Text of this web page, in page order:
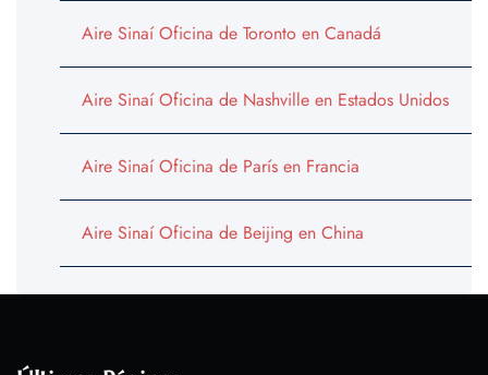
Aire Sinaí Oficina de Toronto en Canadá
Aire Sinaí Oficina de Nashville en Estados Unidos
Aire Sinaí Oficina de París en Francia
Aire Sinaí Oficina de Beijing en China